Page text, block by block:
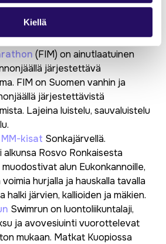
Kiellä
urheilutapahtumia ympäri
(FIM) on ainutlaatuinen
järjestettävä
FIM on Suomen vanhin ja
järjestettävistä
Lajeina luistelu, sauvaluistelu
kisat Sonkajärvellä.
alkunsa Rosvo Ronkaisesta
alun Eukonkannoille,
hurjalla ja hauskalla tavalla
halki järvien, kallioiden ja mäkien.
Swimrun on luontoliikuntalaji,
ja avovesiuinti vuorottelevat
mukaan. Matkat Kuopiossa